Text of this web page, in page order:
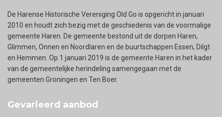
De Harense Historische Vereniging Old Go is opgericht in januari
2010 en houdt zich bezig met de geschiedenis van de voormalige
gemeente Haren. De gemeente bestond uit de dorpen Haren,
Glimmen, Onnen en Noordlaren en de buurtschappen Essen, Dilgt
en Hemmen. Op 1 januari 2019 is de gemeente Haren in het kader
van de gemeentelijke herindeling samengegaan met de
gemeenten Groningen en Ten Boer.
Gevarieerd aanbod